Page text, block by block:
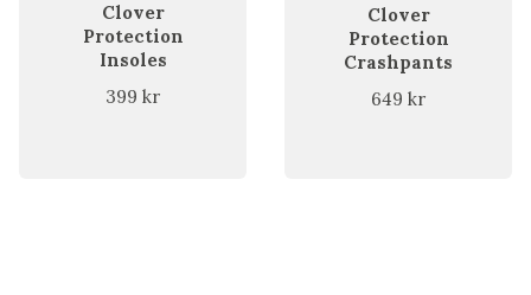
Clover
Protection
Insoles
399 kr
Clover
Protection
Crashpants
649 kr